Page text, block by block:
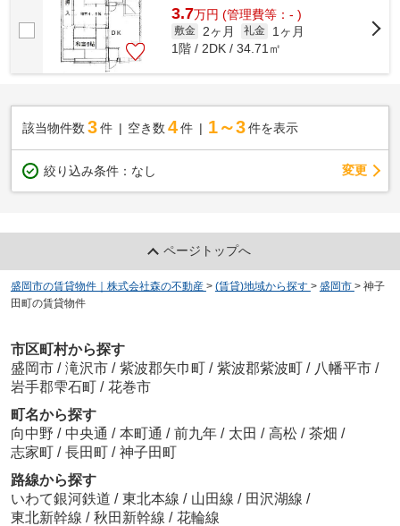
3.7万円 (管理費等：- )
敷金 2ヶ月 礼金
1ヶ月
1階 / 2DK / 34.71㎡
該当物件数 3件 空き数 4 件 1～3 件を表示
絞り込み条件： なし 変更
ページトップへ
盛岡市の賃貸物件｜株式会社森の不動産 > (賃貸)地域から探す > 盛岡市 > 神子
田町の賃貸物件
市区町村から探す
盛岡市 / 滝沢市 / 紫波郡矢巾町 / 紫波郡紫波町 / 八幡平市 /
岩手郡雫石町 / 花巻市
町名から探す
向中野 / 中央通 / 本町通 / 前九年 / 太田 / 高松 / 茶畑 /
志家町 / 長田町 / 神子田町
路線から探す
いわて銀河鉄道 / 東北本線 / 山田線 / 田沢湖線 /
東北新幹線 / 秋田新幹線 / 花輪線